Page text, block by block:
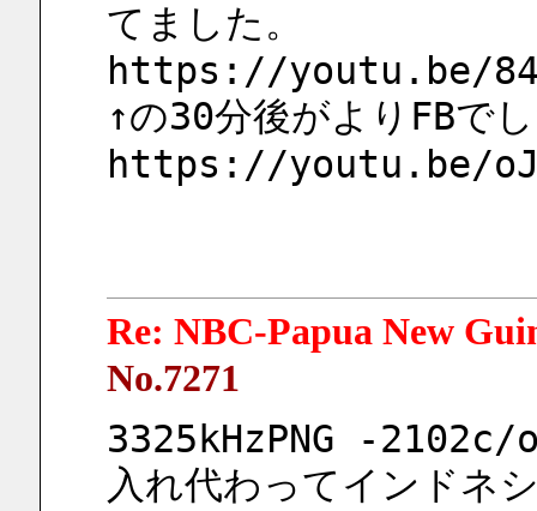
てました。
https://youtu.be/
↑の30分後がよりFBで
https://youtu.be/
Re: NBC-Papua New
No.7271
3325kHzPNG -
入れ代わってインドネ